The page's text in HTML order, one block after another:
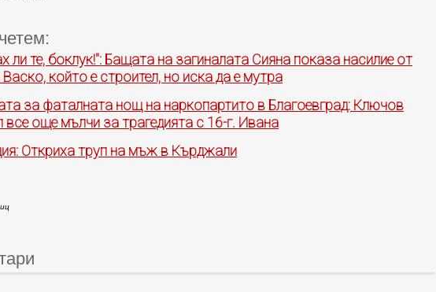
ли те, боклук!": Бащата на загиналата Сияна показа насилие от
който е строител, но иска да е мутра
за фаталната нощ на наркопартито в Благоевград: Ключов
все още мълчи за трагедията с 16-г. Ивана
Откриха труп на мъж в Кърджали